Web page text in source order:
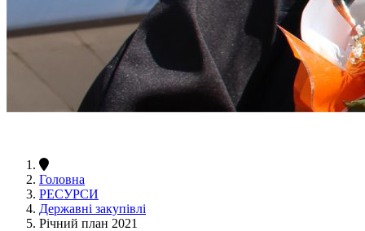
Головна
РЕСУРСИ
Державні закупівлі
Річний план 2021